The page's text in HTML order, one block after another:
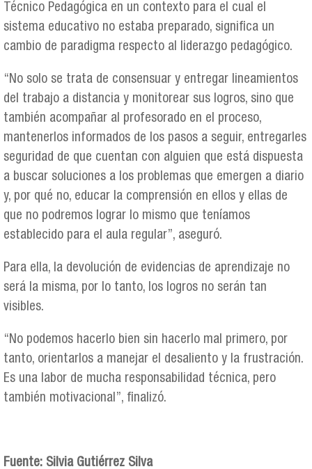
Técnico Pedagógica en un contexto para el cual el
sistema educativo no estaba preparado, significa un
cambio de paradigma respecto al liderazgo pedagógico.
“No solo se trata de consensuar y entregar lineamientos
del trabajo a distancia y monitorear sus logros, sino que
también acompañar al profesorado en el proceso,
mantenerlos informados de los pasos a seguir, entregarles
seguridad de que cuentan con alguien que está dispuesta
a buscar soluciones a los problemas que emergen a diario
y, por qué no, educar la comprensión en ellos y ellas de
que no podremos lograr lo mismo que teníamos
establecido para el aula regular”, aseguró.
Para ella, la devolución de evidencias de aprendizaje no
será la misma, por lo tanto, los logros no serán tan
visibles.
“No podemos hacerlo bien sin hacerlo mal primero, por
tanto, orientarlos a manejar el desaliento y la frustración.
Es una labor de mucha responsabilidad técnica, pero
también motivacional”, finalizó.
Fuente: Silvia Gutiérrez Silva